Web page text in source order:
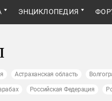
ЭНЦИКЛОПЕДИЯ
Астраханская область
Российская Федерация